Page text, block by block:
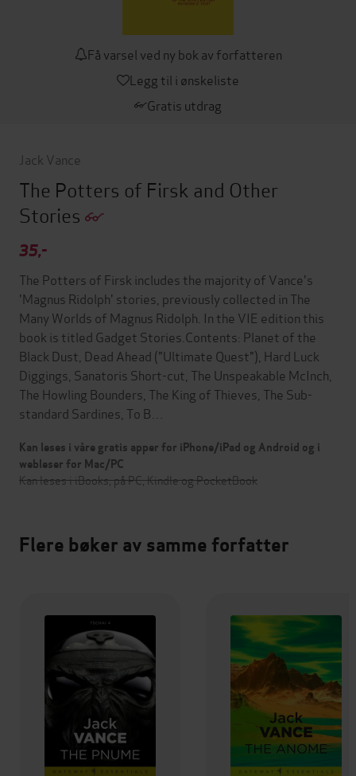
Få varsel ved ny bok av forfatteren
Legg til i ønskeliste
Gratis utdrag
Jack Vance
The Potters of Firsk and Other
Stories
35,-
The Potters of Firsk includes the majority of Vance's
'Magnus Ridolph' stories, previously collected in The
Many Worlds of Magnus Ridolph. In the VIE edition this
book is titled Gadget Stories.Contents: Planet of the
Black Dust, Dead Ahead ("Ultimate Quest"), Hard Luck
Diggings, Sanatoris Short-cut, The Unspeakable McInch,
The Howling Bounders, The King of Thieves, The Sub-
standard Sardines, To B…
Kan leses i våre gratis apper for iPhone/iPad og Android og i
webleser for Mac/PC
Kan leses i iBooks, på PC, Kindle og PocketBook
Flere bøker av samme forfatter